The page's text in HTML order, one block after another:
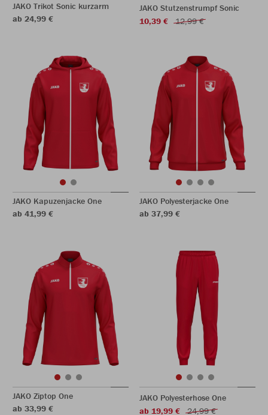
JAKO Trikot Sonic kurzarm
ab 24,99 €
JAKO Stutzenstrumpf Sonic
10,39 €
12,99 €
JAKO Kapuzenjacke One
ab 41,99 €
JAKO Polyesterjacke One
ab 37,99 €
JAKO Ziptop One
ab 33,99 €
JAKO Polyesterhose One
ab 19,99 €
24,99 €